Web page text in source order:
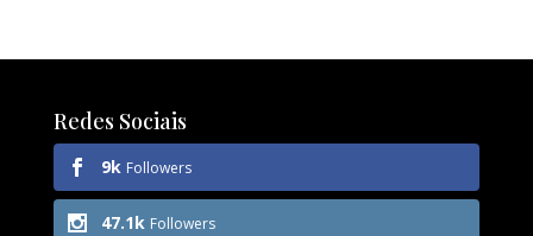
Redes Sociais
9k Followers
47.1k Followers